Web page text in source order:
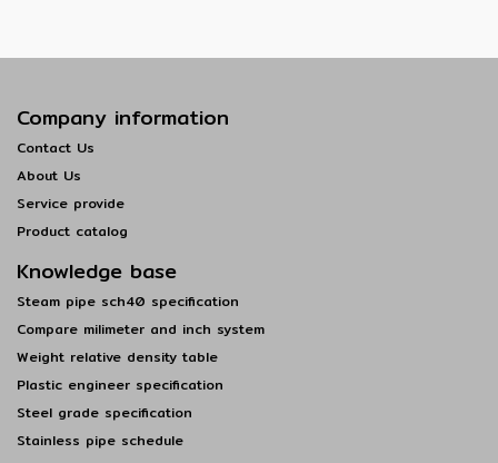
Company information
Contact Us
About Us
Service provide
Product catalog
Knowledge base
Steam pipe sch40 specification
Compare milimeter and inch system
Weight relative density table
Plastic engineer specification
Steel grade specification
Stainless pipe schedule